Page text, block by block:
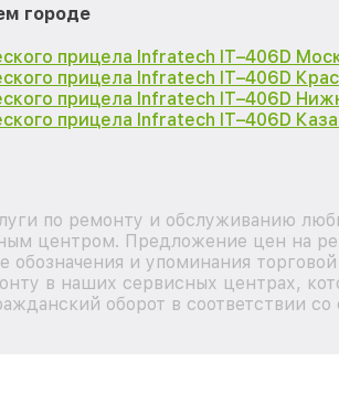
городе
прицела Infratech IT–406D
прицела Infratech IT–406D
прицела Infratech IT–406D
прицела Infratech IT–406D
по ремонту и обслуживанию
центром. Предложение цен на
обозначения и упоминания
в наших сервисных центрах,
оборот в соответствии